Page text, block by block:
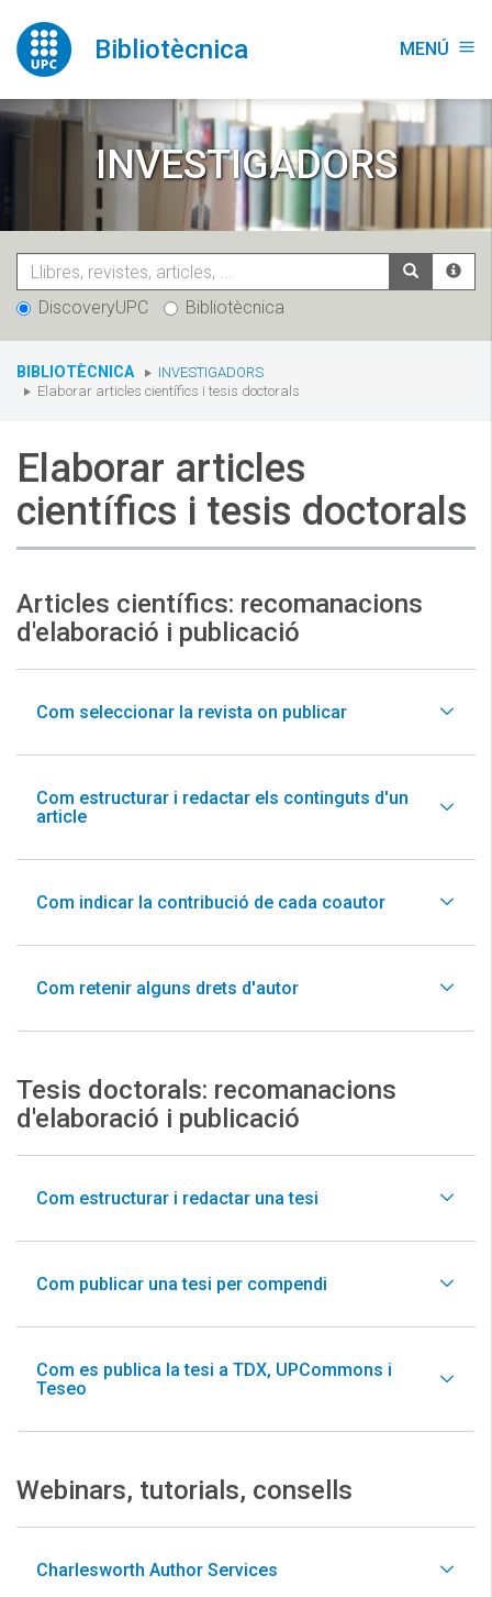
contingut
Bibliotècnica MENÚ menu
INVESTIGADORS
DiscoveryUPC Bibliotècnica
You
are
BIBLIOTÈCNICA
INVESTIGADORS
Elaborar articles científics i tesis doctorals
Elaborar articles
científics i tesis doctorals
Articles científics: recomanacions
d'elaboració i publicació
Com seleccionar la revista on publicar
Com estructurar i redactar els continguts d'un
article
Com indicar la contribució de cada coautor
Com retenir alguns drets d'autor
Tesis doctorals: recomanacions
d'elaboració i publicació
Com estructurar i redactar una tesi
Com publicar una tesi per compendi
Com es publica la tesi a TDX, UPCommons i
Teseo
Webinars, tutorials, consells
Charlesworth Author Services